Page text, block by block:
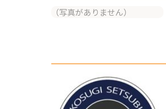
（写真がありません）